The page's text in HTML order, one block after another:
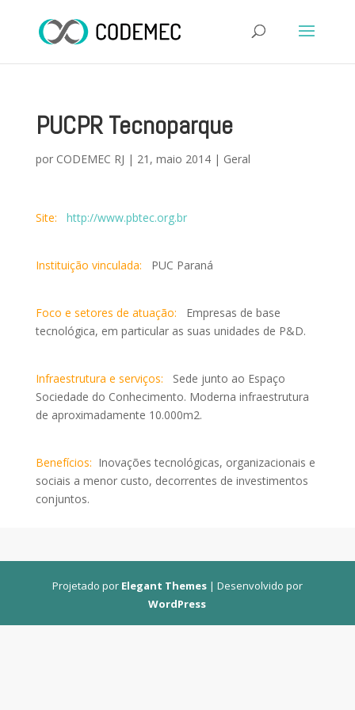
PUCPR Tecnoparque
por CODEMEC RJ | 21, maio 2014| Geral
Site: http://www.pbtec.org.br
Instituição vinculada: PUC Paraná
Foco e setores de atuação: Empresas de base
tecnológica, em particular as suas unidades de P&D.
Infraestrutura e serviços: Sede junto ao Espaço
Sociedade do Conhecimento. Moderna infraestrutura
de aproximadamente 10.000m2.
Benefícios: Inovações tecnológicas, organizacionais e
sociais a menor custo, decorrentes de investimentos
conjuntos.
Projetado por Elegant Themes| Desenvolvido por
WordPress